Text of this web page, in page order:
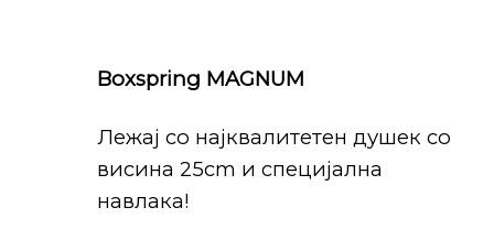
Boxspring MAGNUM
Лежај со најквалитетен душек со
висина 25cm и специјална
навлака!